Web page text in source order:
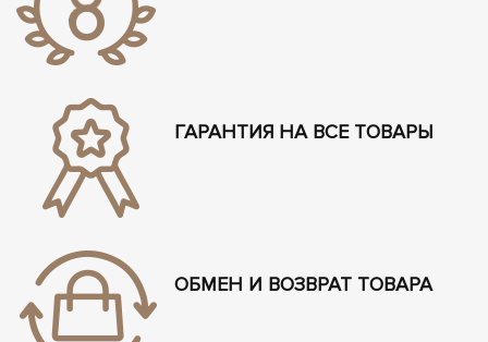
ГАРАНТИЯ НА ВСЕ ТОВАРЫ
ОБМЕН И ВОЗВРАТ ТОВАРА